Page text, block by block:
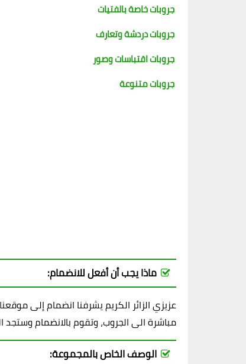
جروبات خاصة بالفتيات
جروبات دردشة وتعارف
جروبات اقتباسات وصور
جروبات متنوعة
ماذا يجب أن أفعل للانضمام:
عزيزي الزائر الكريم يشرفنا انضمام إلى
مباشرة الى الجروب، وتقوم بالانضمام وستجد
الوصف الخاص بالمجموعة: